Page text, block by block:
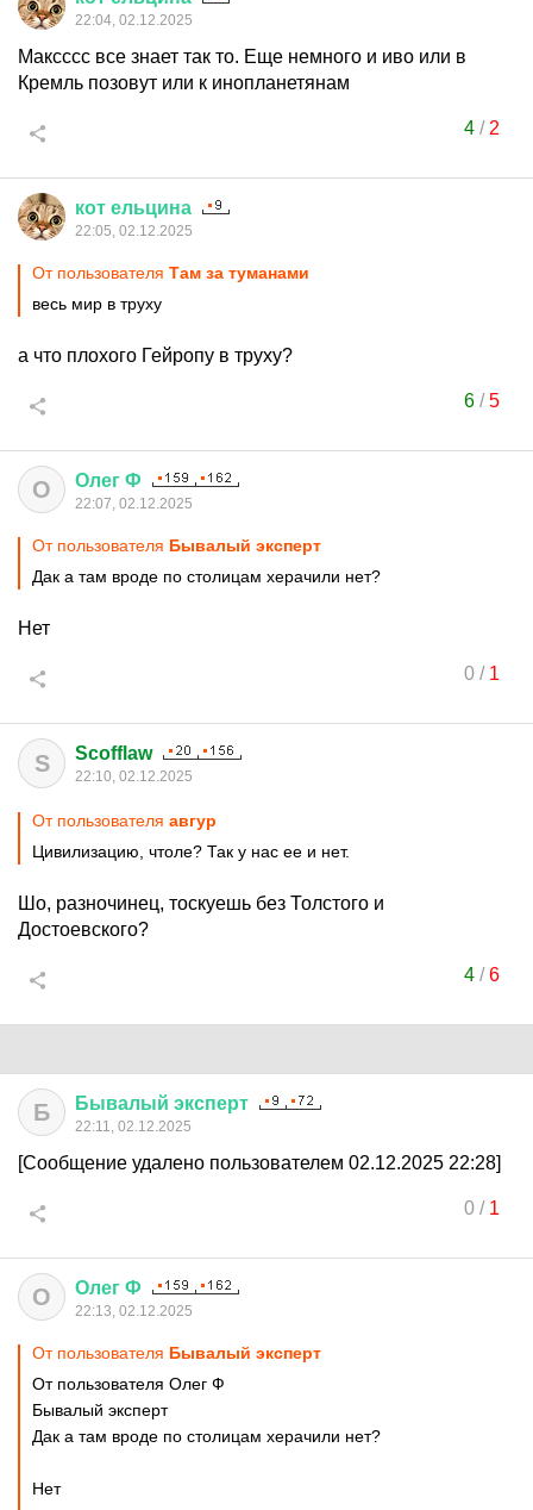
22:04, 02.12.2025
Максссс все знает так то. Еще немного и иво или в
Кремль позовут или к инопланетянам
4/ 2
кот ельцина
22:05, 02.12.2025
От пользователя Там за туманами
весь мир в труху
а что плохого Гейропу в труху?
6/5
О Олег Ф
22:07, 02.12.2025
От пользователя Бывалый эксперт
Дак а там вроде по столицам херачили нет?
Нет
0/ 1
S Scofflaw
22:10, 02.12.2025
От пользователя авгуp
Цивилизацию, чтоле? Так у нас ее и нет.
Шо, разночинец, тоскуешь без Толстого и
Достоевского?
4/6
Б Бывалый эксперт
22:11, 02.12.2025
[Сообщение удалено пользователем 02.12.2025 22:28]
0/ 1
О Олег Ф
22:13, 02.12.2025
От пользователя Бывалый эксперт
От пользователя Олег Ф
Бывалый эксперт
Дак а там вроде по столицам херачили нет?
Нет